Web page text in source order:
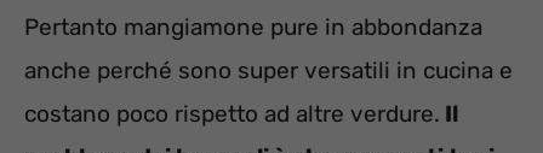
Pertanto mangiamone pure in abbondanza
anche perché sono super versatili in cucina e
costano poco rispetto ad altre verdure. Il